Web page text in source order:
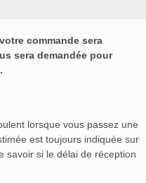
commande sera
sera demandée pour
lorsque vous passez une
est toujours indiquée sur
savoir si le délai de réception